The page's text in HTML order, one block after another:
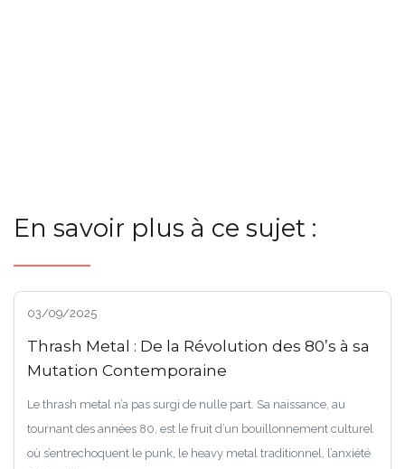
En savoir plus à ce sujet :
03/09/2025
Thrash Metal : De la Révolution des 80’s à sa
Mutation Contemporaine
Le thrash metal n’a pas surgi de nulle part. Sa naissance, au
tournant des années 80, est le fruit d’un bouillonnement culturel
où s’entrechoquent le punk, le heavy metal traditionnel, l’anxiété